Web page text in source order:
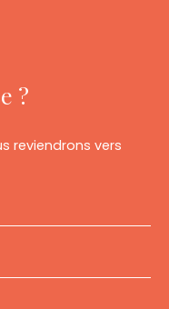
?
reviendrons vers